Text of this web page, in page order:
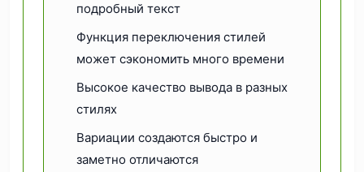
подробный текст
Функция переключения стилей
может сэкономить много времени
Высокое качество вывода в разных
стилях
Вариации создаются быстро и
заметно отличаются